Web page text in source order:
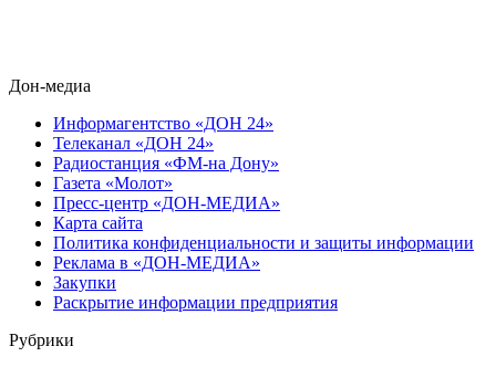
Дон-медиа
Информагентство «ДОН 24»
Телеканал «ДОН 24»
Радиостанция «ФМ-на Дону»
Газета «Молот»
Пресс-центр «ДОН-МЕДИА»
Карта сайта
Политика конфиденциальности и защиты информации
Реклама в «ДОН-МЕДИА»
Закупки
Раскрытие информации предприятия
Рубрики